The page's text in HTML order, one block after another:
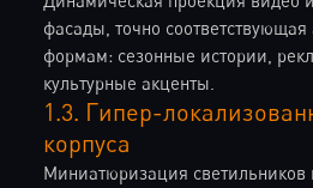
фасады, точно соответствующая
формам: сезонные истории,
культурные акценты.
1.3. Гипер-
корпуса
Миниатюризация светильников